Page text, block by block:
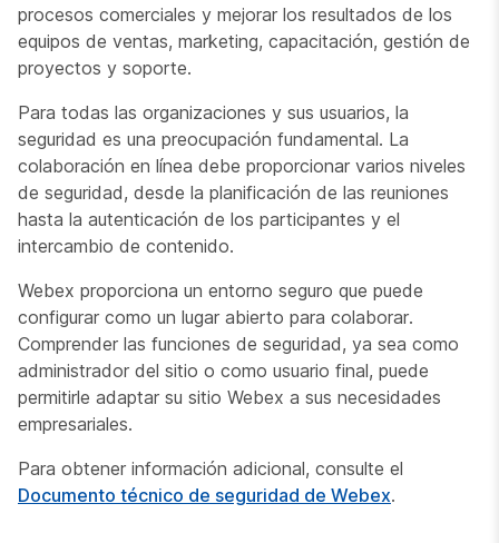
procesos comerciales y mejorar los resultados de los
equipos de ventas, marketing, capacitación, gestión de
proyectos y soporte.
Para todas las organizaciones y sus usuarios, la
seguridad es una preocupación fundamental. La
colaboración en línea debe proporcionar varios niveles
de seguridad, desde la planificación de las reuniones
hasta la autenticación de los participantes y el
intercambio de contenido.
Webex proporciona un entorno seguro que puede
configurar como un lugar abierto para colaborar.
Comprender las funciones de seguridad, ya sea como
administrador del sitio o como usuario final, puede
permitirle adaptar su sitio Webex a sus necesidades
empresariales.
Para obtener información adicional, consulte el
Documento técnico de seguridad de Webex.